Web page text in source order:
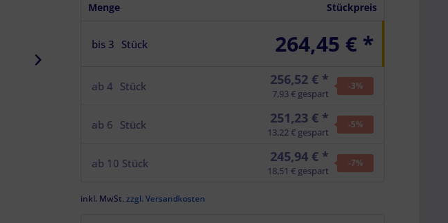
Menge Stückpreis
bis 3 Stück 264,45 € *
ab 4 Stück 256,52 € *
7,93 € gespart
-3%
ab 6 Stück 251,23 € *
13,22 € gespart
-5%
ab 10 Stück 245,94 € *
18,51 € gespart
-7%
inkl. MwSt.zzgl. Versandkosten